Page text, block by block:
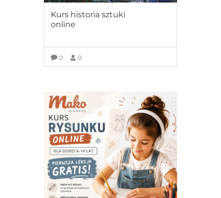
Kurs historia sztuki
online
0 0
Free